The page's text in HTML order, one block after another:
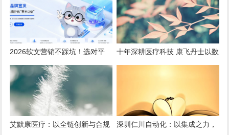
2026软文营销不踩坑！选对平
台，小预算也能撬动大流量
十年深耕医疗科技 康飞丹士以数
艾默康医疗：以全链创新与合规
深圳仁川自动化：以集成之力，